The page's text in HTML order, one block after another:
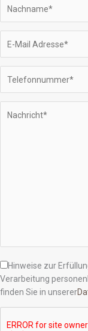
Hinweise zur
Verarbeitung
finden Sie in unserer
Bitte lasse dieses Feld